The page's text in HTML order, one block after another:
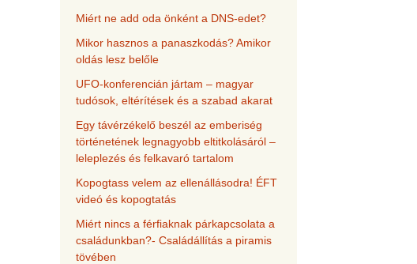
Miért ne add oda önként a DNS-edet?
Mikor hasznos a panaszkodás? Amikor
oldás lesz belőle
UFO-konferencián jártam – magyar
tudósok, eltérítések és a szabad akarat
Egy távérzékelő beszél az emberiség
történetének legnagyobb eltitkolásáról –
leleplezés és felkavaró tartalom
Kopogtass velem az ellenállásodra! ÉFT
videó és kopogtatás
Miért nincs a férfiaknak párkapcsolata a
családunkban?- Családállítás a piramis
tövében